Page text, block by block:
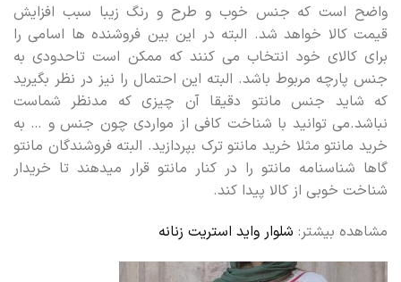
واضح است که جنس خوب و طرح و رنگ زیبا سبب افزایش
قیمت کالا خواهد شد. البته در این بین فروشنده ها اسامی را
برای کالای خود انتخاب می کنند که ممکن است تاحدودی به
جنس پارچه مربوط باشد. البته این احتمال را نیز در نظر بگیرید
که شاید جنس مانتو دقیقا آن چیزی که مدنظر شماست
نباشد.می توانید با شناخت کافی از مواردی چون جنس و … به
خرید مانتو مثلا خرید مانتو ترک بپردازید. البته فروشندگان مانتو
گاها شناسنامه مانتو را در کنار مانتو قرار میدهند تا خریدار
شناخت خوبی از کالا پیدا کند.
مشاهده بیشتر: شلوار واید استریت زنانه